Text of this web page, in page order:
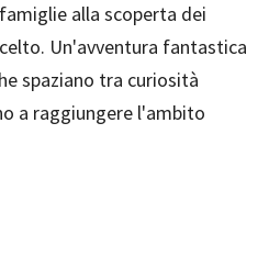
alla scoperta dei
Un'avventura fantastica
spaziano tra curiosità
a raggiungere l'ambito